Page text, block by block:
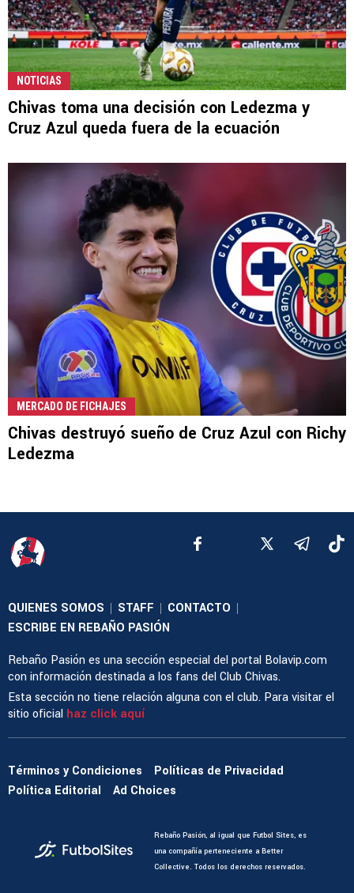
NOTICIAS
Chivas toma una decisión con Ledezma y
Cruz Azul queda fuera de la ecuación
MERCADO DE FICHAJES
Chivas destruyó sueño de Cruz Azul con Richy
Ledezma
QUIENES SOMOS STAFF CONTACTO
ESCRIBE EN REBAÑO PASIÓN
Rebaño Pasión es una sección especial del portal Bolavip.com
con información destinada a los fans del Club Chivas.
Esta sección no tiene relación alguna con el club. Para visitar el
sitio oficial haz click aquí
Términos y Condiciones
Políticas de Privacidad
Política Editorial
Ad Choices
Rebaño Pasión, al igual que Futbol Sites, es
una compañía perteneciente a Better
Collective. Todos los derechos reservados.